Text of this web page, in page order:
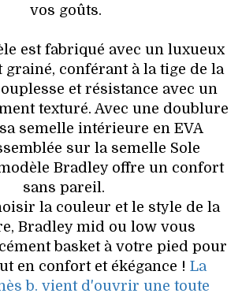
vos goûts.
est fabriqué avec un luxueux
conférant à la tige de la
et résistance avec un
texturé. Avec une doublure
semelle intérieure en EVA
sur la semelle Sole
Bradley offre un confort
sans pareil.
la couleur et le style de la
Bradley mid ou low vous
basket à votre pied pour
en confort et ékégance ! La
b. vient d'ouvrir une toute